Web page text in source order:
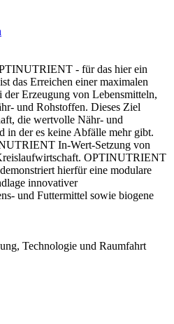
- für das hier ein
das Erreichen einer maximalen
Erzeugung von Lebensmitteln,
und Rohstoffen. Dieses Ziel
die wertvolle Nähr- und
in der es keine Abfälle mehr gibt.
In-Wert-Setzung von
OPTINUTRIENT
hierfür eine modulare
innovativer
und Futtermittel sowie biogene
Technologie und Raumfahrt